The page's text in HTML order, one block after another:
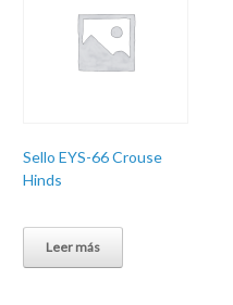
Sello EYS-66 Crouse
Hinds
Leer más